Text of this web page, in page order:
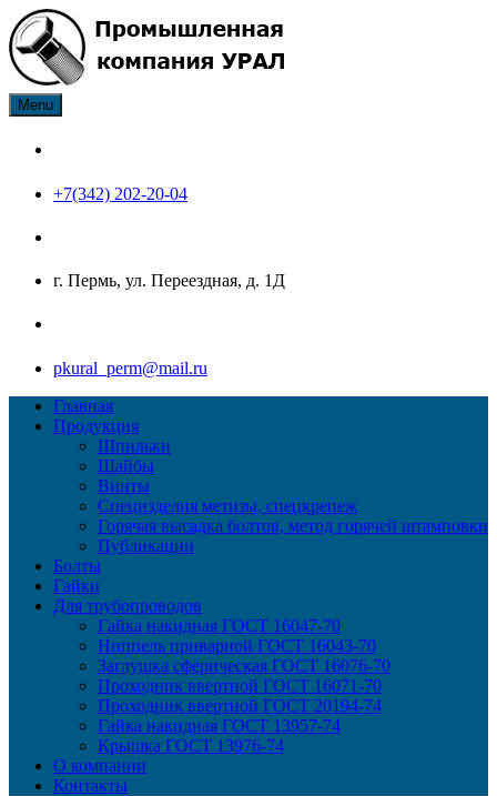
Skip
to
content
Промышленная компания
Урал
ПК Урал производитель нержавеющего крепежа: болт, гайка,
Menu
+7(342) 202-20-04
г. Пермь, ул. Переездная, д. 1Д
pkural_perm@mail.ru
Главная
Продукция
Шпильки
Шайбы
Винты
Специзделия метизы, cпецкрепеж
Горячая высадка болтов, метод горячей штамповки
Публикации
Болты
Гайки
Для трубопроводов
Гайка накидная ГОСТ 16047-70
Ниппель приварной ГОСТ 16043-70
Заглушка сферическая ГОСТ 16076-70
Проходник ввертной ГОСТ 16071-70
Проходник ввертной ГОСТ 20194-74
Гайка накидная ГОСТ 13957-74
Крышка ГОСТ 13976-74
О компании
Контакты